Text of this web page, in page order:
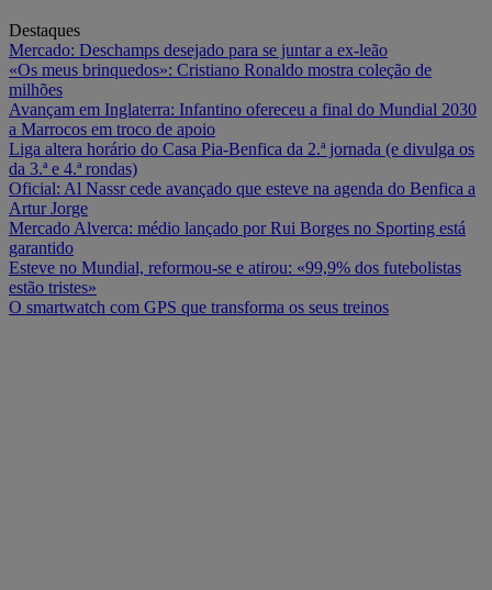
Destaques
Mercado: Deschamps desejado para se juntar a ex-leão
«Os meus brinquedos»: Cristiano Ronaldo mostra coleção de
milhões
Avançam em Inglaterra: Infantino ofereceu a final do Mundial 2030
a Marrocos em troco de apoio
Liga altera horário do Casa Pia-Benfica da 2.ª jornada (e divulga os
da 3.ª e 4.ª rondas)
Oficial: Al Nassr cede avançado que esteve na agenda do Benfica a
Artur Jorge
Mercado Alverca: médio lançado por Rui Borges no Sporting está
garantido
Esteve no Mundial, reformou-se e atirou: «99,9% dos futebolistas
estão tristes»
O smartwatch com GPS que transforma os seus treinos